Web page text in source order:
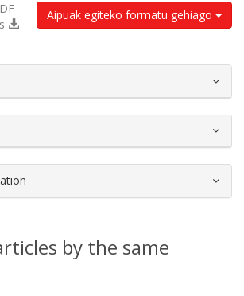
Aipuak egiteko formatu gehiago
by the same